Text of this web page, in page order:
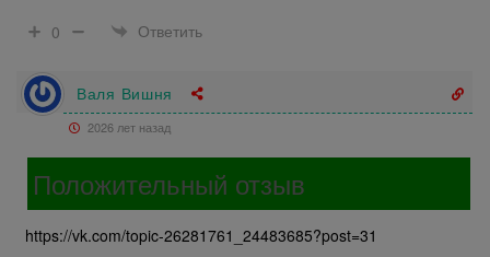
0
Ответить
Валя Вишня
2026 лет назад
Положительный отзыв
https://vk.com/topic-26281761_24483685?post=31